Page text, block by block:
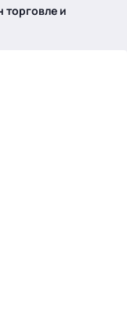
торговле и